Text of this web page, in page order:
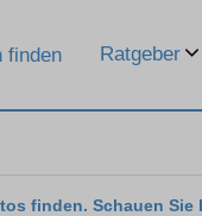
finden Ratgeber
finden. Schauen Sie